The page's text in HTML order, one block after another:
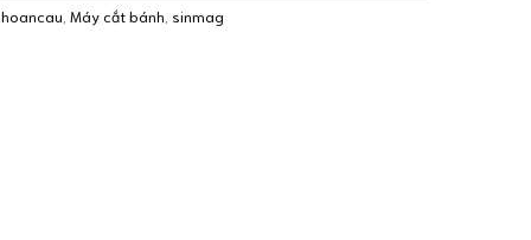
hoancau Máy cắt bánh sinmag